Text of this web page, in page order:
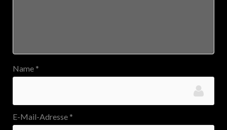
Name *
E-Mail-Adresse *